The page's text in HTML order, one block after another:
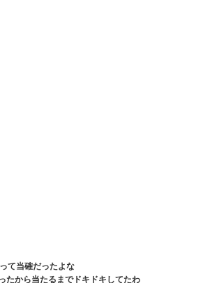
て当確だったよな
たから当たるまでドキドキしてたわ